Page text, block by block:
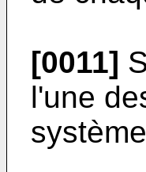
[0011]
l'une